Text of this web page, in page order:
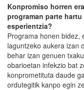
Konpromiso horren
programan parte
esperientzia?
Programa honen bidez,
laguntzeko aukera izan
behar izan genuen
obarioetan infekzio bat
konprometituta daude
ordutegitik kanpo egin